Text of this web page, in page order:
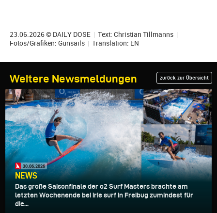
23.06.2026 © DAILY DOSE | Text: Christian Tillmanns |
Fotos/Grafiken: Gunsails | Translation: EN
Weitere Newsmeldungen zurück zur Übersicht
30.06.2026
NEWS
Das große Saisonfinale der o2 Surf Masters brachte am
letzten Wochenende bei irie surf in Freibug zumindest für
die...